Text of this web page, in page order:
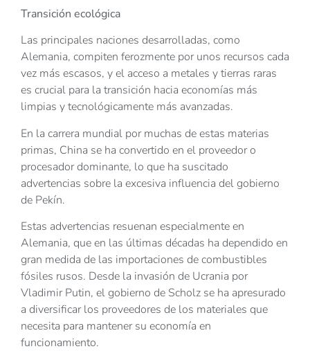
Transición ecológica
Las principales naciones desarrolladas, como
Alemania, compiten ferozmente por unos recursos cada
vez más escasos, y el acceso a metales y tierras raras
es crucial para la transición hacia economías más
limpias y tecnológicamente más avanzadas.
En la carrera mundial por muchas de estas materias
primas, China se ha convertido en el proveedor o
procesador dominante, lo que ha suscitado
advertencias sobre la excesiva influencia del gobierno
de Pekín.
Estas advertencias resuenan especialmente en
Alemania, que en las últimas décadas ha dependido en
gran medida de las importaciones de combustibles
fósiles rusos. Desde la invasión de Ucrania por
Vladimir Putin, el gobierno de Scholz se ha apresurado
a diversificar los proveedores de los materiales que
necesita para mantener su economía en
funcionamiento.